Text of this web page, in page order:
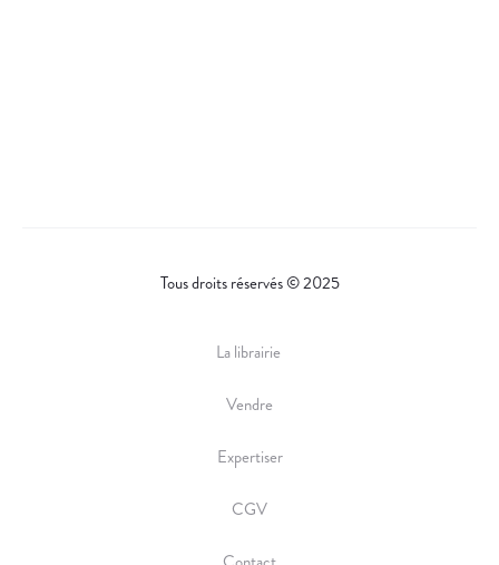
Tous droits réservés © 2025
La librairie
Vendre
Expertiser
CGV